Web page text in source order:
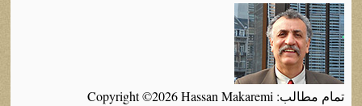
تمام مطالب: Copyright ©2026 Hassan Makaremi